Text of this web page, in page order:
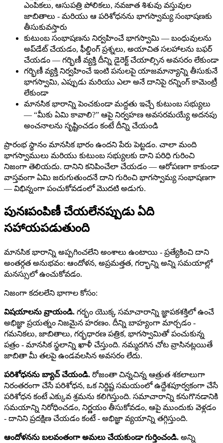
ఎంపికలు, ఆసుపత్రి పోలికలు, నవజాత శిశువు వస్తువుల
జాబితాలు - మరియు ఆ పరిశోధనను భాగస్వామ్య సంభాషణకు
తీసుకువస్తారు
కుటుంబ సంభాషణను నిర్వహించే భాగస్వామి — బంధువులను
అప్‌డేట్ చేయడం, ఫీల్డింగ్ ప్రశ్నలు, అయాచిత సలహాలను బఫర్
చేయడం — గర్భిణీ వ్యక్తి దీన్ని డైరెక్ట్ చేయాల్సిన అవసరం లేకుండా
గర్భిణీ వ్యక్తి నిర్వహించే ఇంటి పనులపై యాజమాన్యాన్ని తీసుకునే
భాగస్వామి, ఎప్పుడు మరియు ఎలా అనే దానిపై రన్నింగ్ కామెంట్రీ
లేకుండా
మానసిక భారాన్ని పెంచకుండా మద్దతు ఇచ్చే కుటుంబ సభ్యులు
— “మీకు ఏమి కావాలి?” ఆపై నిర్వహణ అవసరమయ్యే అదనపు
అంచనాలను సృష్టించడం కంటే దీన్ని చేయండి
ప్రారంభ స్థానం మానసిక భారం ఉందని పేరు పెట్టడం. చాలా మంది
భాగస్వాములు మరియు కుటుంబ సభ్యులకు దాని పరిధి గురించి
నిజంగా తెలియదు. దానిని కనిపించేలా చేయడం — ఆరోపణగా కాకుండా
వాస్తవంగా ఏమి జరుగుతుందనే దాని గురించి భాగస్వామ్య సంభాషణగా
— విభిన్నంగా పంచుకోవడంలో మొదటి అడుగు.
పునఃపంపిణీ చేయలేనప్పుడు ఏది
సహాయపడుతుంది
మానసిక భారాన్ని అప్పగించలేని అంశాలు ఉంటాయి - ప్రత్యేకించి దాని
అంతర్గత అనుభవం: ఆందోళన, అప్రమత్తత, గర్భాన్ని అన్ని సమయాల్లో
మనస్సులో ఉంచుకోవడం.
నిజంగా కదలలేని భాగాల కోసం:
విషయాలను వ్రాయండి. గర్భం యొక్క సమాచారాన్ని జ్ఞాపకశక్తిలో ఉంచే
అభిజ్ఞా ప్రయత్నం నిజమైన హరణం. దీన్ని బాహ్యంగా మార్చడం -
గమనికలు, జాబితాలు, గర్భధారణ పత్రిక, భాగస్వామితో పంచుకున్న
పత్రం - మానసిక స్థలాన్ని ఖాళీ చేస్తుంది. నమ్మదగిన చోట వ్రాసినట్లయితే
జాబితా మీ తలపై ఉండవలసిన అవసరం లేదు.
పరిశోధనను బ్యాచ్ చేయండి. రోజంతా చిన్నచిన్న ఆత్రుత శకలాలుగా
నిరంతరంగా చేసే పరిశోధన, ఒక నిర్దిష్ట సమయంలో ఉద్దేశపూర్వకంగా చేసే
పరిశోధన కంటే ఎక్కువ శ్రమను కలిగిస్తుంది. సమాచారాన్ని కనుగొనడానికి
సమయాన్ని నిరోధించడం, నిర్ణయం తీసుకోవడం, ఆపై ముందుకు వెళ్లడం
- దానిని ప్రదక్షిణ చేయడం కంటే - అభిజ్ఞా వ్యయాన్ని తగ్గిస్తుంది.
ఆందోళనను బలవంతంగా అమలు చేయకుండా గుర్తించండి. అన్ని